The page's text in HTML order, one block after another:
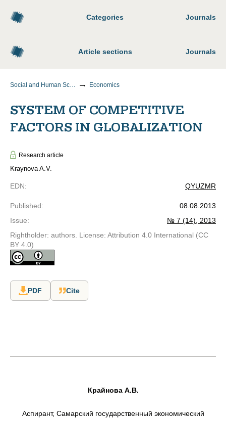
Categories Journals
Article sections Journals
Social and Human Sciences Economics
SYSTEM OF COMPETITIVE
FACTORS IN GLOBALIZATION
Research article
Kraynova A.V.
EDN: QYUZMR
Published:
08.08.2013
Issue:
№ 7 (14), 2013
Rightholder: authors. License: Attribution 4.0 International (CC
BY 4.0)
PDF Cite
Крайнова А.В.
Аспирант, Самарский государственный экономический